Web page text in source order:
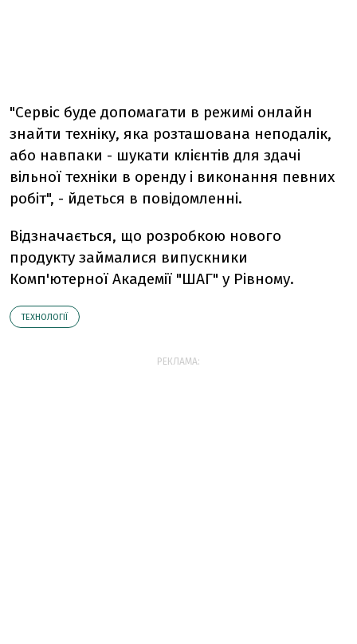
"Сервіс буде допомагати в режимі онлайн
знайти техніку, яка розташована неподалік,
або навпаки - шукати клієнтів для здачі
вільної техніки в оренду і виконання певних
робіт", - йдеться в повідомленні.
Відзначається, що розробкою нового
продукту займалися випускники
Комп'ютерної Академії "ШАГ" у Рівному.
ТЕХНОЛОГІЇ
РЕКЛАМА: